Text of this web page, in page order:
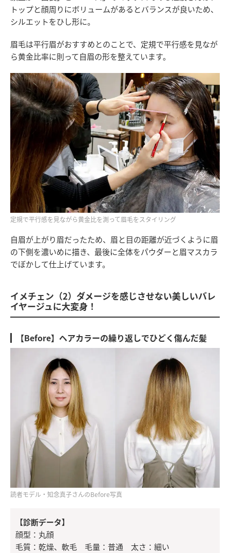
トップと顔周りにボリュームがあるとバランスが良いため、
シルエットをひし形に。
眉毛は平行眉がおすすめとのことで、定規で平行感を見なが
ら黄金比率に則って自眉の形を整えています。
定規で平行感を見ながら黄金比を測って眉毛をスタイリング
自眉が上がり眉だったため、眉と目の距離が近づくように眉
の下側を濃いめに描き、最後に全体をパウダーと眉マスカラ
でぼかして仕上げています。
イメチェン（2）ダメージを感じさせない美しいバレ
イヤージュに大変身！
【Before】ヘアカラーの繰り返しでひどく傷んだ髪
読者モデル・知念真子さんのBefore写真
【診断データ】
顔型：丸顔
毛質：乾燥、軟毛 毛量：普通 太さ：細い